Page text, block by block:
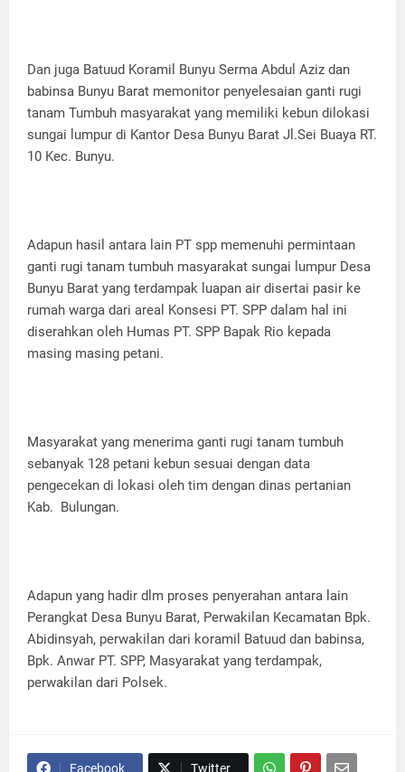
Dan juga Batuud Koramil Bunyu Serma Abdul Aziz dan
babinsa Bunyu Barat memonitor penyelesaian ganti rugi
tanam Tumbuh masyarakat yang memiliki kebun dilokasi
sungai lumpur di Kantor Desa Bunyu Barat Jl.Sei Buaya RT.
10 Kec. Bunyu.
Adapun hasil antara lain PT spp memenuhi permintaan
ganti rugi tanam tumbuh masyarakat sungai lumpur Desa
Bunyu Barat yang terdampak luapan air disertai pasir ke
rumah warga dari areal Konsesi PT. SPP dalam hal ini
diserahkan oleh Humas PT. SPP Bapak Rio kepada
masing masing petani.
Masyarakat yang menerima ganti rugi tanam tumbuh
sebanyak 128 petani kebun sesuai dengan data
pengecekan di lokasi oleh tim dengan dinas pertanian
Kab. Bulungan.
Adapun yang hadir dlm proses penyerahan antara lain
Perangkat Desa Bunyu Barat, Perwakilan Kecamatan Bpk.
Abidinsyah, perwakilan dari koramil Batuud dan babinsa,
Bpk. Anwar PT. SPP, Masyarakat yang terdampak,
perwakilan dari Polsek.
Facebook Twitter